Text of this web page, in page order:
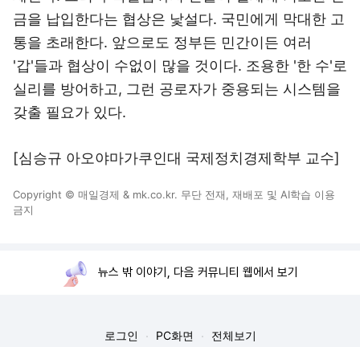
금을 납입한다는 협상은 낯설다. 국민에게 막대한 고
통을 초래한다. 앞으로도 정부든 민간이든 여러
'갑'들과 협상이 수없이 많을 것이다. 조용한 '한 수'로
실리를 방어하고, 그런 공로자가 중용되는 시스템을
갖출 필요가 있다.
[심승규 아오야마가쿠인대 국제정치경제학부 교수]
Copyright © 매일경제 & mk.co.kr. 무단 전재, 재배포 및 AI학습 이용
금지
뉴스 밖 이야기, 다음 커뮤니티 웹에서 보기
로그인 PC화면 전체보기